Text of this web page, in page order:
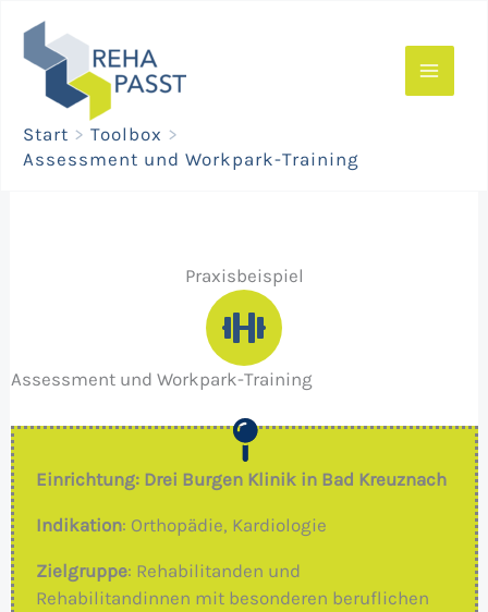
Inhalt
springen
Start
Toolbox
Assessment und Workpark-Training
Praxisbeispiel
Assessment und Workpark-Training
Einrichtung: Drei Burgen Klinik in Bad Kreuznach
Indikation: Orthopädie, Kardiologie
Zielgruppe: Rehabilitanden und
Rehabilitandinnen mit besonderen beruflichen